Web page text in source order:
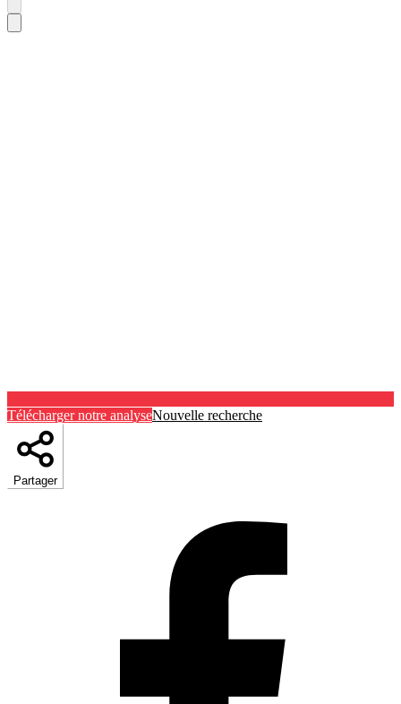
Télécharger notre analyseNouvelle recherche
Partager